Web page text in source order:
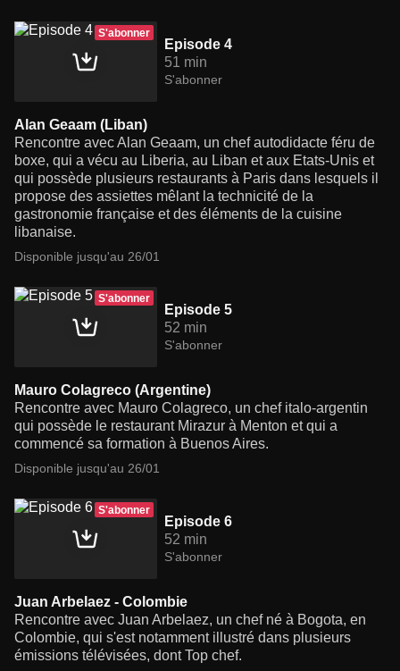
S'abonner
Episode 4
51 min
S'abonner
Alan Geaam (Liban)
Rencontre avec Alan Geaam, un chef autodidacte féru de
boxe, qui a vécu au Liberia, au Liban et aux Etats-Unis et
qui possède plusieurs restaurants à Paris dans lesquels il
propose des assiettes mêlant la technicité de la
gastronomie française et des éléments de la cuisine
libanaise.
Disponible jusqu'au 26/01
S'abonner
Episode 5
52 min
S'abonner
Mauro Colagreco (Argentine)
Rencontre avec Mauro Colagreco, un chef italo-argentin
qui possède le restaurant Mirazur à Menton et qui a
commencé sa formation à Buenos Aires.
Disponible jusqu'au 26/01
S'abonner
Episode 6
52 min
S'abonner
Juan Arbelaez - Colombie
Rencontre avec Juan Arbelaez, un chef né à Bogota, en
Colombie, qui s'est notamment illustré dans plusieurs
émissions télévisées, dont Top chef.